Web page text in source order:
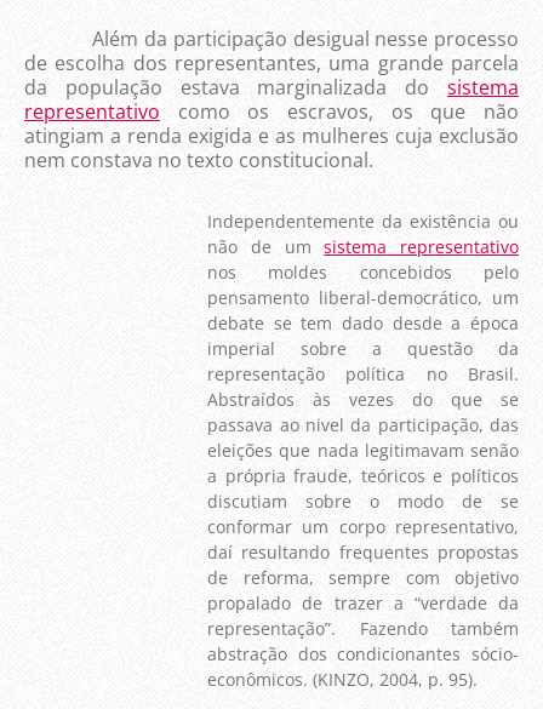
Além da participação desigual nesse processo
de escolha dos representantes, uma grande parcela
da população estava marginalizada do sistema
representativo como os escravos, os que não
atingiam a renda exigida e as mulheres cuja exclusão
nem constava no texto constitucional.
Independentemente da existência ou
não de umsistema representativo
nos moldes concebidos pelo
pensamento liberal-democrático, um
debate se tem dado desde a época
imperial sobre a questão da
representação política no Brasil.
Abstraídos às vezes do que se
passava ao nivel da participação, das
eleições que nada legitimavam senão
a própria fraude, teóricos e políticos
discutiam sobre o modo de se
conformar um corpo representativo,
daí resultando frequentes propostas
de reforma, sempre com objetivo
propalado de trazer a “verdade da
representação”. Fazendo também
abstração dos condicionantes sócio-
econômicos. (KINZO, 2004, p. 95).